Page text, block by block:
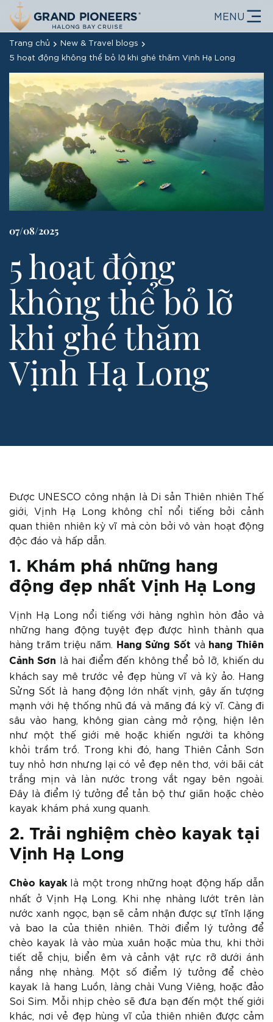
MENU
Trang chủ
New & Travel blogs
5 hoạt động không thể bỏ lỡ khi ghé thăm Vịnh Hạ Long
07/08/2025
5 hoạt động
không thể bỏ lỡ
khi ghé thăm
Vịnh Hạ Long
Được UNESCO công nhận là Di sản Thiên nhiên Thế
giới, Vịnh Hạ Long không chỉ nổi tiếng bởi cảnh
quan thiên nhiên kỳ vĩ mà còn bởi vô vàn hoạt động
độc đáo và hấp dẫn.
1. Khám phá những hang
động đẹp nhất Vịnh Hạ Long
Vịnh Hạ Long nổi tiếng với hàng nghìn hòn đảo và
những hang động tuyệt đẹp được hình thành qua
hàng trăm triệu năm.
Hang Sửng Sốt và hang Thiên
Cảnh Sơn là hai điểm đến không thể bỏ lỡ, khiến du
khách say mê trước vẻ đẹp hùng vĩ và kỳ ảo. Hang
Sửng Sốt là hang động lớn nhất vịnh, gây ấn tượng
mạnh với hệ thống nhũ đá và măng đá kỳ vĩ. Càng đi
sâu vào hang, không gian càng mở rộng, hiện lên
như một thế giới mê hoặc khiến người ta không
khỏi trầm trồ. Trong khi đó, hang Thiên Cảnh Sơn
tuy nhỏ hơn nhưng lại có vẻ đẹp nên thơ, với bãi cát
trắng mịn và làn nước trong vắt ngay bên ngoài.
Đây là điểm lý tưởng để tản bộ thư giãn hoặc chèo
kayak khám phá xung quanh.
2. Trải nghiệm chèo kayak tại
Vịnh Hạ Long
Chèo kayaklà một trong những hoạt động hấp dẫn
nhất ở Vịnh Hạ Long. Khi nhẹ nhàng lướt trên làn
nước xanh ngọc, bạn sẽ cảm nhận được sự tĩnh lặng
và bao la của thiên nhiên. Thời điểm lý tưởng để
chèo kayak là vào mùa xuân hoặc mùa thu, khi thời
tiết dễ chịu, biển êm và cảnh vật rực rỡ dưới ánh
nắng nhẹ nhàng. Một số điểm lý tưởng để chèo
kayak là hang Luồn, làng chài Vung Viêng, hoặc đảo
Soi Sim. Mỗi nhịp chèo sẽ đưa bạn đến một thế giới
khác, nơi vẻ đẹp hùng vĩ của thiên nhiên được cảm